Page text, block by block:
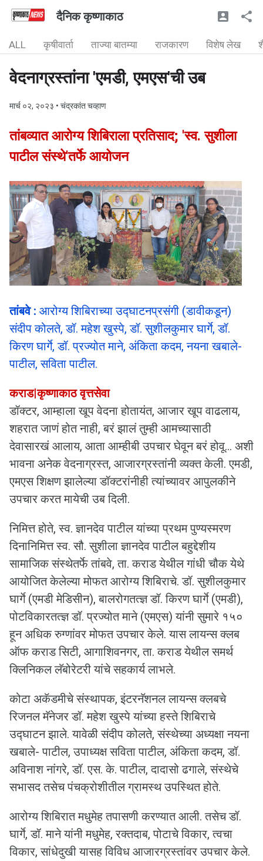
दैनिक कृष्णाकाठ
ALL कृषीवार्ता ताज्या बातम्या राजकारण विशेष लेख
वेदनाग्रस्तांना 'एमडी, एमएस'ची उब
मार्च ०२, २०२३ • चंद्रकांत चव्हाण
तांबव्यात आरोग्य शिबिराला प्रतिसाद; 'स्व. सुशीला
पाटील संस्थे'तर्फे आयोजन
तांबवे : आरोग्य शिबिराच्या उद्घाटनप्रसंगी (डावीकडून)
संदीप कोलते, डॉ. महेश खुस्पे, डॉ. सुशीलकुमार घार्गे, डॉ.
किरण घार्गे, डॉ. प्रज्योत माने, अंकिता कदम, नयना खबाले-
पाटील, सविता पाटील.
कराड|कृष्णाकाठ वृत्तसेवा
डॉक्टर, आम्हाला खूप वेदना होतायंत, आजार खूप वाढलाय,
शहरात जाणं होत नाही, बरं झालं तुम्ही आमच्यासाठी
देवासारखं आलाय, आता आम्हीबी उपचार घेवून बरं होवू... अशी
भावना अनेक वेदनाग्रस्त, आजारग्रस्तांनी व्यक्त केली. एमडी,
एमएस शिक्षण झालेल्या डॉक्टरांनीही त्यांच्यावर आपुलकीने
उपचार करत मायेची उब दिली.
निमित्त होते, स्व. ज्ञानदेव पाटील यांच्या प्रथम पुण्यस्मरण
दिनानिमित्त स्व. सौ. सुशीला ज्ञानदेव पाटील बहुद्देशीय
सामाजिक संस्थेतर्फे तांबवे, ता. कराड येथील गांधी चौक येथे
आयोजित केलेल्या मोफत आरोग्य शिबिराचे. डॉ. सुशीलकुमार
घार्गे (एमडी मेडिसीन), बालरोगतत्ज्ञ डॉ. किरण घार्गे (एमडी),
पोटविकारतत्ज्ञ डॉ. प्रज्योत माने (एमएस) यांनी सुमारे १५०
हून अधिक रुग्णांवर मोफत उपचार केले. यास लायन्स क्लब
ऑफ कराड सिटी, आगाशिवनगर, ता. कराड येथील समर्थ
क्लिनिकल लॅबोरेटरी यांचे सहकार्य लाभले.
कोटा अकॅडमीचे संस्थापक, इंटरनॅशनल लायन्स क्लबचे
रिजनल मॅनेजर डॉ. महेश खुस्पे यांच्या हस्ते शिबिराचे
उद्घाटन झाले. यावेळी संदीप कोलते, संस्थेच्या अध्यक्षा नयना
खबाले- पाटील, उपाध्यक्ष सविता पाटील, अंकिता कदम, डॉ.
अविनाश नांगरे, डॉ. एस. के. पाटील, दादासो ढगाले, संस्थेचे
सभासद तसेच पंचक्रोशीतील ग्रामस्थ उपस्थित होते.
आरोग्य शिबिरात मधुमेह तपासणी करण्यात आली. तसेच डॉ.
घार्गे, डॉ. माने यांनी मधुमेह, रक्तदाब, पोटाचे विकार, त्वचा
विकार, सांधेदुखी यासह विविध आजारग्रस्तांवर उपचार केले.